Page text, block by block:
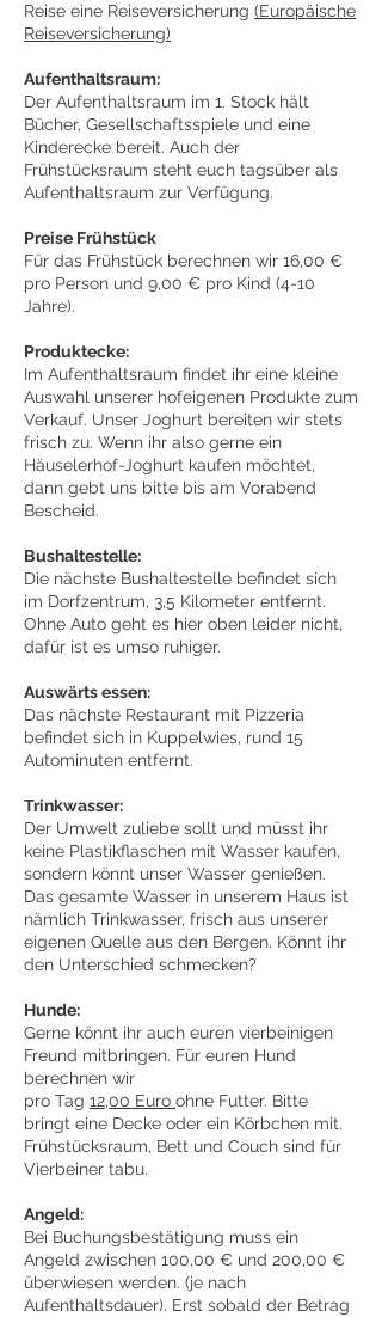
Reise eine Reiseversicherung (Europäische
Reiseversicherung)
Aufenthaltsraum:
Der Aufenthaltsraum im 1. Stock hält
Bücher, Gesellschaftsspiele und eine
Kinderecke bereit. Auch der
Frühstücksraum steht euch tagsüber als
Aufenthaltsraum zur Verfügung.
Preise Frühstück
Für das Frühstück berechnen wir 16,00 €
pro Person und 9,00 € pro Kind (4-10
Jahre).
Produktecke:
Im Aufenthaltsraum findet ihr eine kleine
Auswahl unserer hofeigenen Produkte zum
Verkauf. Unser Joghurt bereiten wir stets
frisch zu. Wenn ihr also gerne ein
Häuselerhof-Joghurt kaufen möchtet,
dann gebt uns bitte bis am Vorabend
Bescheid.
Bushaltestelle:
Die nächste Bushaltestelle befindet sich
im Dorfzentrum, 3,5 Kilometer entfernt.
Ohne Auto geht es hier oben leider nicht,
dafür ist es umso ruhiger.
Auswärts essen:
Das nächste Restaurant mit Pizzeria
befindet sich in Kuppelwies, rund 15
Autominuten entfernt.
Trinkwasser:
Der Umwelt zuliebe sollt und müsst ihr
keine Plastikflaschen mit Wasser kaufen,
sondern könnt unser Wasser genießen.
Das gesamte Wasser in unserem Haus ist
nämlich Trinkwasser, frisch aus unserer
eigenen Quelle aus den Bergen. Könnt ihr
den Unterschied schmecken?
Hunde:
Gerne könnt ihr auch euren vierbeinigen
Freund mitbringen. Für euren Hund
berechnen wir
pro Tag 12,00 Euro ohne Futter. Bitte
bringt eine Decke oder ein Körbchen mit.
Frühstücksraum, Bett und Couch sind für
Vierbeiner tabu.
Angeld:
Bei Buchungsbestätigung muss ein
Angeld zwischen 100,00 € und 200,00 €
überwiesen werden. (je nach
Aufenthaltsdauer). Erst sobald der Betrag